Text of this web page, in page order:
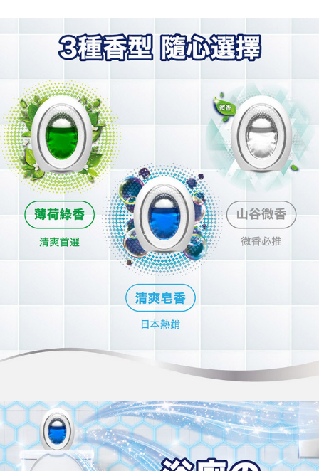
Jumlah yang diperakui untuk pengguna kali pertama yang lulus
pembayaran dalam tempoh tersebut, yuran pembayaran lewat sebanyak
20% setahun akan dikenakan. Pengguna bawah umur dikehendaki
untuk menggunakan AFTEE.
Sila hubungi NP Taiwan Inc. di cs_tw@netprotections.co.jp jika anda
mempunyai sebarang kebimbangan mengenai pemprosesan dan
penggunaan pada data peribadi. Jika anda tidak bersetuju dengan data
peribadi yang disenaraikan seperti di atas akan dikumpul dan digunakan
oleh AFTEE, sila jangan gunakan perkhidmatan ini.